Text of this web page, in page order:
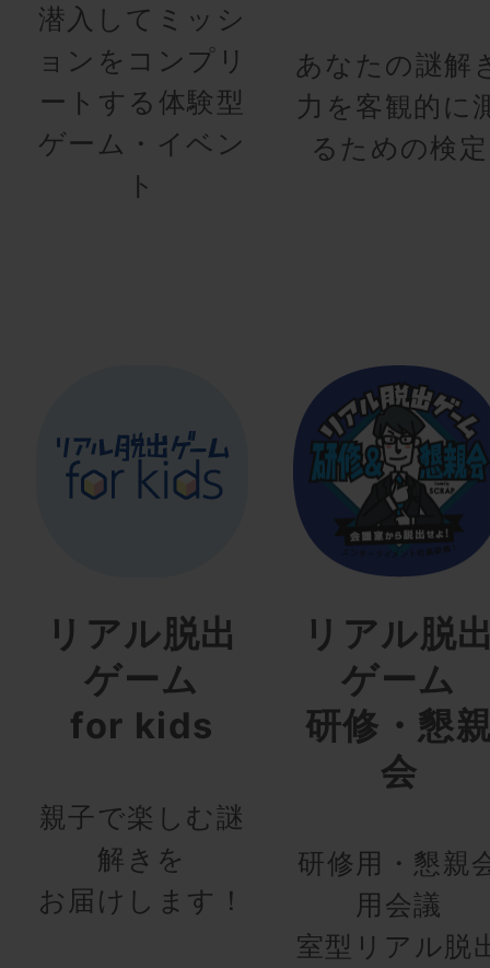
潜入してミッシ
ョンをコンプリ
ートする体験型
ゲーム・イベン
ト
あなたの謎解
力を客観的に
るための検定
リアル脱出
ゲーム
for kids
親子で楽しむ謎
解きを
お届けします！
リアル脱
ゲーム
研修・懇
会
研修用・懇親
用会議
室型リアル脱